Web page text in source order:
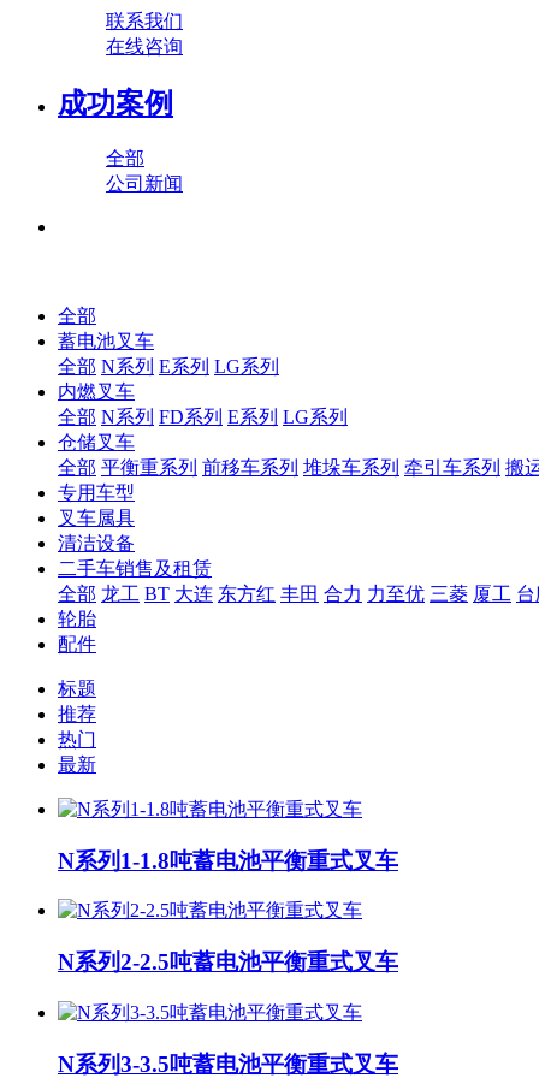
联系我们
在线咨询
成功案例
全部
公司新闻
全部
蓄电池叉车
全部 N系列 E系列 LG系列
内燃叉车
全部 N系列 FD系列 E系列 LG系列
仓储叉车
全部 平衡重系列 前移车系列 堆垛车系列 牵引车系列 搬
专用车型
叉车属具
清洁设备
二手车销售及租赁
全部 龙工 BT 大连 东方红 丰田 合力 力至优 三菱 厦工
轮胎
配件
标题
推荐
热门
最新
N系列1-1.8吨蓄电池平衡重式叉车
N系列2-2.5吨蓄电池平衡重式叉车
N系列3-3.5吨蓄电池平衡重式叉车